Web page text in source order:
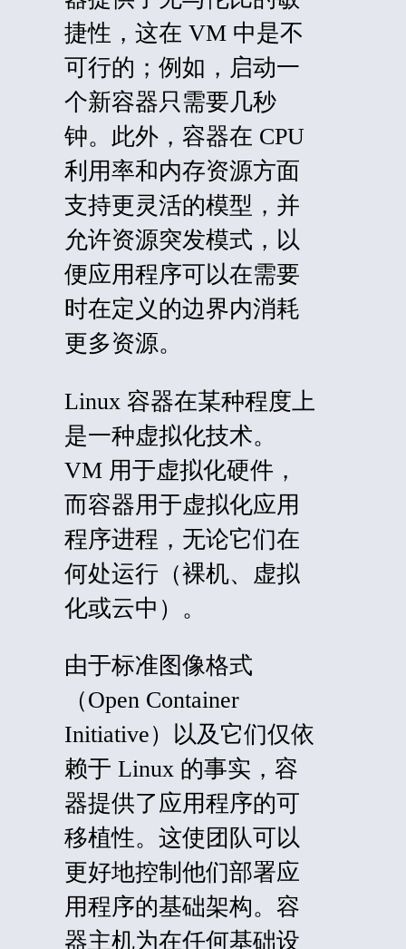
捷性，这在 VM 中是不
可行的；例如，启动一
个新容器只需要几秒
钟。此外，容器在 CPU
利用率和内存资源方面
支持更灵活的模型，并
允许资源突发模式，以
便应用程序可以在需要
时在定义的边界内消耗
更多资源。
Linux 容器在某种程度上
是一种虚拟化技术。
VM 用于虚拟化硬件，
而容器用于虚拟化应用
程序进程，无论它们在
何处运行（裸机、虚拟
化或云中）。
由于标准图像格式
（Open Container
Initiative）以及它们仅依
赖于 Linux 的事实，容
器提供了应用程序的可
移植性。这使团队可以
更好地控制他们部署应
用程序的基础架构。容
器主机为在任何基础设